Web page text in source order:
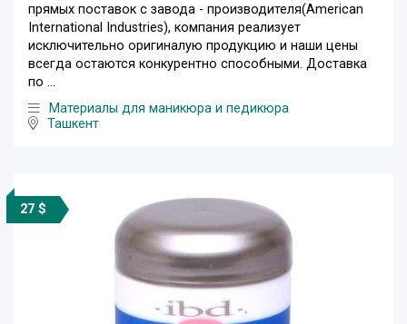
прямых поставок с завода - производителя(American
International Industries), компания реализует
исключительно оригиналую продукцию и наши цены
всегда остаются конкурентно способными. Доставка
по ...
Материалы для маникюра и педикюра
Ташкент
27 $